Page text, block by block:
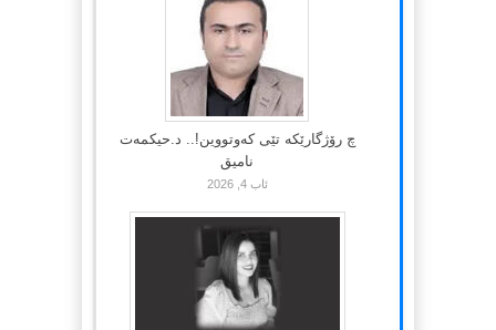
چ رۆژگارێکە تێی کەوتووین!.. د.حیکمەت
نامیق
ئاب 4, 2026